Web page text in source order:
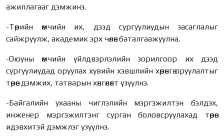
ажиллагааг дэмжинэ.
-Төрийн өмчийн их, дээд сургуулиудын засаглалыг
сайжруулж, академик эрх чөлөөг баталгаажуулна.
-Оюуны өмчийн үйлдвэрлэлийн зорилгоор их дээд
сургуулиудад оруулах хувийн хэвшлийн хөрөнгө оруулалтыг
төрөөс дэмжих, татварын хөнгөлөлт үзүүлнэ.
-Байгалийн ухааны чиглэлийн мэргэжилтэн бэлдэх,
инженер мэргэжилтэнг сурган боловсруулахад төрөөс
идэвхитэй дэмжлэг үзүүлнэ.